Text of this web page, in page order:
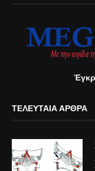
ΤΕΛΕΥΤΑΊΑ ΆΡΘΡΑ